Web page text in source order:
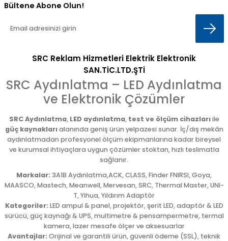
Bültene Abone Olun!
SRC Reklam Hizmetleri Elektrik Elektronik
SAN.TİC.LTD.ŞTİ
SRC Aydınlatma – LED Aydınlatma
ve Elektronik Çözümler
SRC Aydınlatma, LED aydınlatma, test ve ölçüm cihazlarıile
güç kaynaklarıalanında geniş ürün yelpazesi sunar. İç/dış mekân
aydınlatmadan profesyonel ölçüm ekipmanlarına kadar bireysel
ve kurumsal ihtiyaçlara uygun çözümler stoktan, hızlı teslimatla
sağlanır.
Markalar: 3A1B Aydınlatma,ACK, CLASS, Finder FNIRSI, Goya,
MAASCO, Mastech, Meanwell, Mervesan, SRC, Thermal Master, UNI-
T, Yihua, Yıldırım Adaptör
Kategoriler: LED ampul & panel, projektör, şerit LED, adaptör & LED
sürücü, güç kaynağı & UPS, multimetre & pensampermetre, termal
kamera, lazer mesafe ölçer ve aksesuarlar
Avantajlar: Orijinal ve garantili ürün, güvenli ödeme (SSL), teknik